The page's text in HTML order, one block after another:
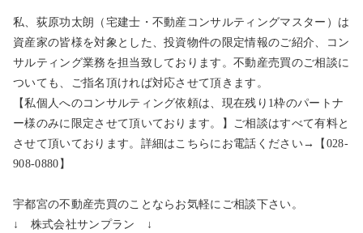
私、荻原功太朗（宅建士・不動産コンサルティングマスター）は
資産家の皆様を対象とした、投資物件の限定情報のご紹介、コン
サルティング業務を担当致しております。不動産売買のご相談に
ついても、ご指名頂ければ対応させて頂きます。
【私個人へのコンサルティング依頼は、現在残り1枠のパートナ
ー様のみに限定させて頂いております。】ご相談はすべて有料と
させて頂いております。詳細はこちらにお電話ください→【028-
908-0880】
宇都宮の不動産売買のことならお気軽にご相談下さい。
↓ 株式会社サンプラン ↓